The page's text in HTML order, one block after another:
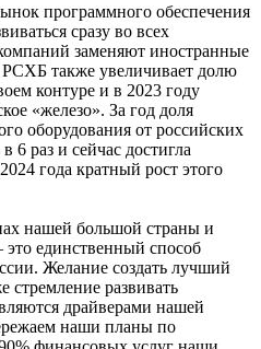
программного обеспечения
сразу во всех
заменяют иностранные
также увеличивает долю
контуре и в 2023 году
«железо». За год доля
оборудования от российских
6 раз и сейчас достигла
года кратный рост этого
нашей большой страны и
единственный способ
Желание создать лучший
развивать
драйверами нашей
наши планы по